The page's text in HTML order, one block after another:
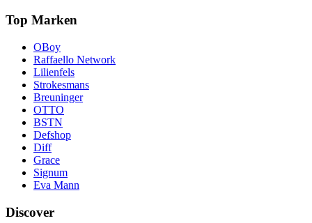
Top Marken
OBoy
Raffaello Network
Lilienfels
Strokesmans
Breuninger
OTTO
BSTN
Defshop
Diff
Grace
Signum
Eva Mann
Discover